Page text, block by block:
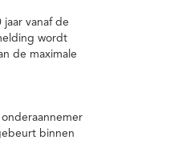
vanaf de
wordt
de maximale
binnen